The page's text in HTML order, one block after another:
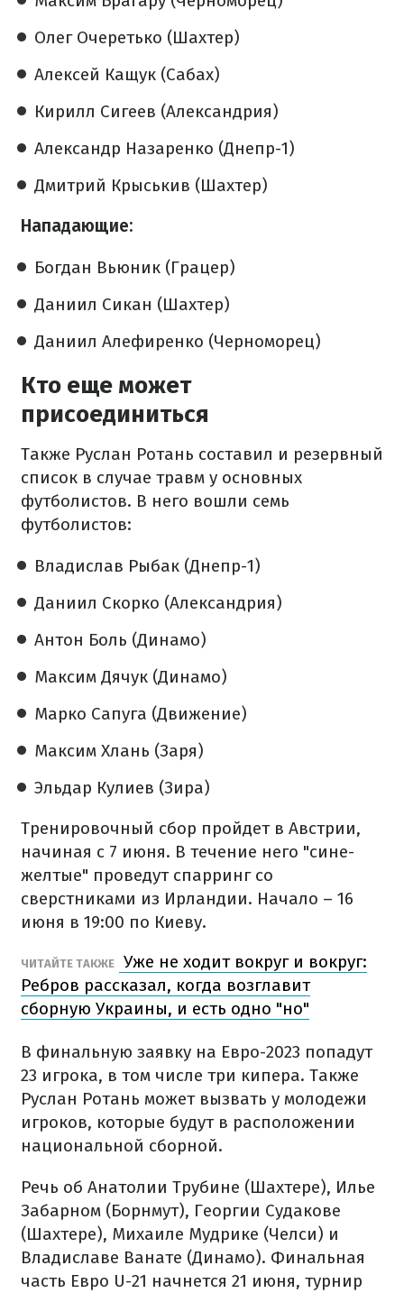
Олег Очеретько (Шахтер)
Алексей Кащук (Сабах)
Кирилл Сигеев (Александрия)
Александр Назаренко (Днепр-1)
Дмитрий Крыськив (Шахтер)
Нападающие:
Богдан Вьюник (Грацер)
Даниил Сикан (Шахтер)
Даниил Алефиренко (Черноморец)
Кто еще может
присоединиться
Также Руслан Ротань составил и резервный
список в случае травм у основных
футболистов. В него вошли семь
футболистов:
Владислав Рыбак (Днепр-1)
Даниил Скорко (Александрия)
Антон Боль (Динамо)
Максим Дячук (Динамо)
Марко Сапуга (Движение)
Максим Хлань (Заря)
Эльдар Кулиев (Зира)
Тренировочный сбор пройдет в Австрии,
начиная с 7 июня. В течение него "сине-
желтые" проведут спарринг со
сверстниками из Ирландии. Начало – 16
июня в 19:00 по Киеву.
ЧИТАЙТЕ ТАКЖЕ
Уже не ходит вокруг и вокруг:
Ребров рассказал, когда возглавит
сборную Украины, и есть одно "но"
В финальную заявку на Евро-2023 попадут
23 игрока, в том числе три кипера. Также
Руслан Ротань может вызвать у молодежи
игроков, которые будут в расположении
национальной сборной.
Речь об Анатолии Трубине (Шахтере), Илье
Забарном (Борнмут), Георгии Судакове
(Шахтере), Михаиле Мудрике (Челси) и
Владиславе Ванате (Динамо). Финальная
часть Евро U-21 начнется 21 июня, турнир